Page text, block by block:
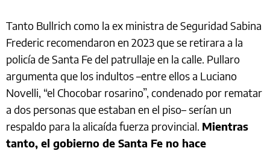
Tanto Bullrich como la ex ministra de Seguridad Sabina
Frederic recomendaron en 2023 que se retirara a la
policía de Santa Fe del patrullaje en la calle. Pullaro
argumenta que los indultos –entre ellos a Luciano
Novelli, “el Chocobar rosarino”, condenado por rematar
a dos personas que estaban en el piso– serían un
respaldo para la alicaída fuerza provincial. Mientras
tanto, el gobierno de Santa Fe no hace